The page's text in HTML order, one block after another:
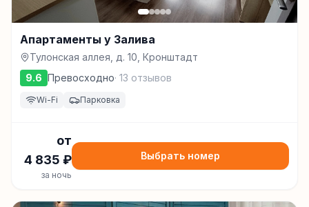
Апартаменты у Залива
Тулонская аллея, д. 10, Кронштадт
9.6 Превосходно· 13 отзывов
Wi-Fi Парковка
от
4 835 ₽
за ночь
Выбрать номер